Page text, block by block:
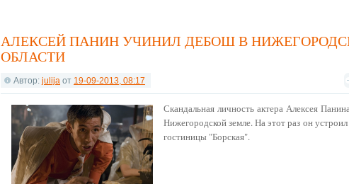
АЛЕКСЕЙ ПАНИН УЧИНИЛ ДЕБОШ В
ОБЛАСТИ
Автор: julija от 19-09-2013, 08:17
Скандальная личность актера Алексея
Нижегородской земле. На этот раз он
гостиницы "Борская".